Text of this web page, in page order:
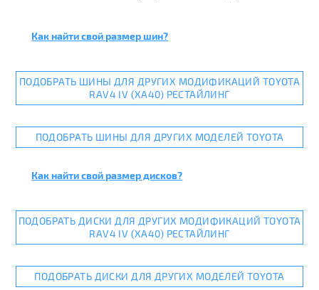
Как найти свой размер шин?
ПОДОБРАТЬ ШИНЫ ДЛЯ ДРУГИХ МОДИФИКАЦИЙ TOYOTA
RAV4 IV (XA40) РЕСТАЙЛИНГ
ПОДОБРАТЬ ШИНЫ ДЛЯ ДРУГИХ МОДЕЛЕЙ TOYOTA
Как найти свой размер дисков?
ПОДОБРАТЬ ДИСКИ ДЛЯ ДРУГИХ МОДИФИКАЦИЙ TOYOTA
RAV4 IV (XA40) РЕСТАЙЛИНГ
ПОДОБРАТЬ ДИСКИ ДЛЯ ДРУГИХ МОДЕЛЕЙ TOYOTA